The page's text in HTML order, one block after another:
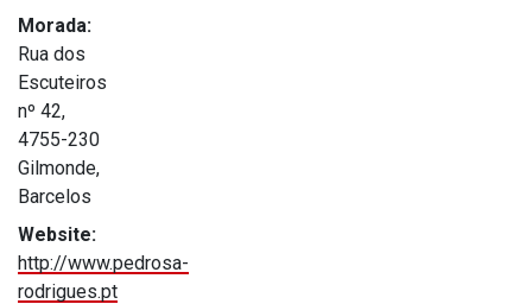
Morada:
Rua dos
Escuteiros
nº 42,
4755-230
Gilmonde,
Barcelos
Website:
http://www.pedrosa-
rodrigues.pt